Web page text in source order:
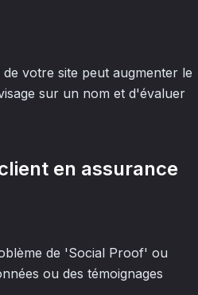
votre site peut augmenter le
sur un nom et d'évaluer
en assurance
de 'Social Proof' ou
ou des témoignages